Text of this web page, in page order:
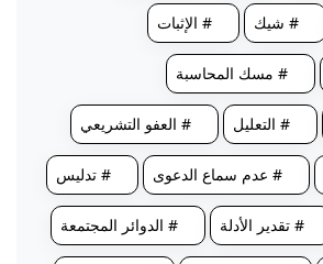
# شيك # الإثبات
# مسك المحاسبة
# التعليل # العفو التشريعي
# عدم سماع الدعوى # تدليس
# تقدير الأدلة # الدوائر المجتمعة